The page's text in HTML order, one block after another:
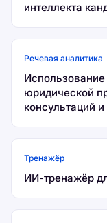
интеллекта
Речевая аналитика
юридической
консультаций
Тренажёр
ИИ-тренажёр